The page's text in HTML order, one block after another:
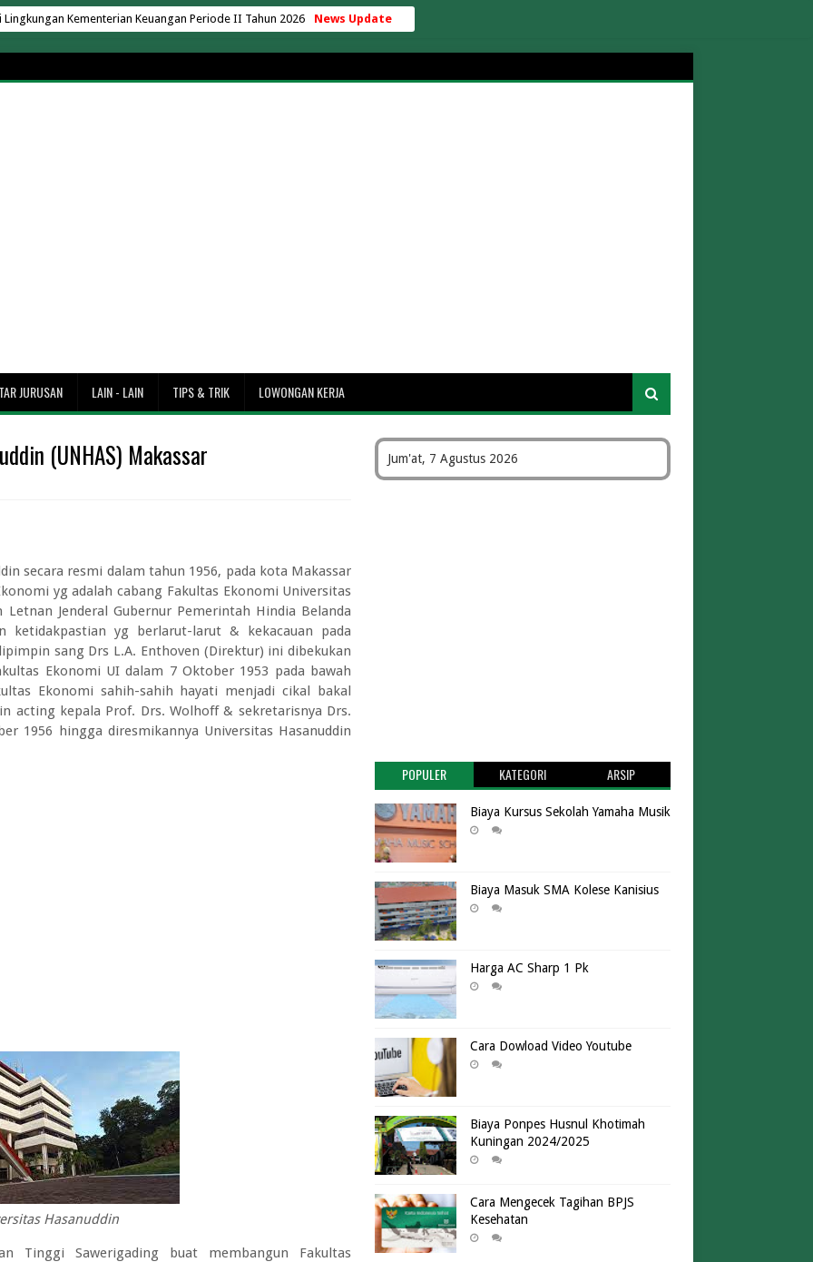
News Update
Kementerian Keuangan Periode II Tahun 2026
Merak? Ini Estimasi Waktu dan Jaraknya
Tanjung Lesung
Kemenhub 2026
di Bank Pintar Lengkap Nominal Maksimal
Indonesia (BI) Online
Keuangan Periode II Tahun 2026
JURUSAN LAIN - LAIN TIPS & TRIK LOWONGAN KERJA
(UNHAS) Makassar
secara resmi dalam tahun 1956, pada kota Makassar
yg adalah cabang Fakultas Ekonomi Universitas
Jenderal Gubernur Pemerintah Hindia Belanda
ketidakpastian yg berlarut-larut & kekacauan pada
sang Drs L.A. Enthoven (Direktur) ini dibekukan
Ekonomi UI dalam 7 Oktober 1953 pada bawah
Ekonomi sahih-sahih hayati menjadi cikal bakal
acting kepala Prof. Drs. Wolhoff & sekretarisnya Drs.
1956 hingga diresmikannya Universitas Hasanuddin
Hasanuddin
Tinggi Sawerigading buat membangun Fakultas
Jum'at, 7 Agustus 2026
POPULER KATEGORI ARSIP
Biaya Kursus Sekolah Yamaha Musik
Biaya Masuk SMA Kolese Kanisius
Harga AC Sharp 1 Pk
Cara Dowload Video Youtube
Biaya Ponpes Husnul Khotimah
Kuningan 2024/2025
Cara Mengecek Tagihan BPJS
Kesehatan